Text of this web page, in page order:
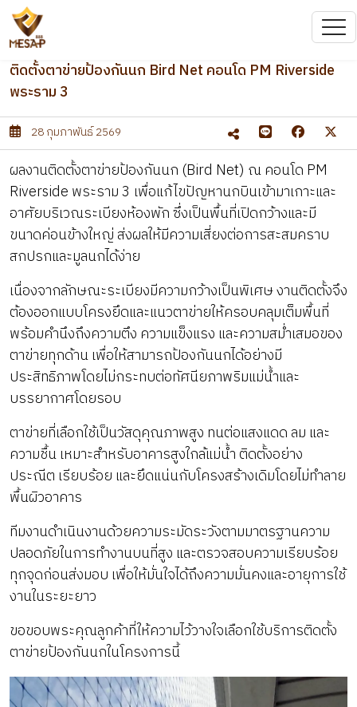
ติดตั้งตาข่ายป้องกันนก Bird Net คอนโด PM Riverside
พระราม 3
28 กุมภาพันธ์ 2569
ผลงานติดตั้งตาข่ายป้องกันนก (Bird Net) ณ คอนโด PM
Riverside พระราม 3 เพื่อแก้ไขปัญหานกบินเข้ามาเกาะและ
อาศัยบริเวณระเบียงห้องพัก ซึ่งเป็นพื้นที่เปิดกว้างและมี
ขนาดค่อนข้างใหญ่ ส่งผลให้มีความเสี่ยงต่อการสะสมคราบ
สกปรกและมูลนกได้ง่าย
เนื่องจากลักษณะระเบียงมีความกว้างเป็นพิเศษ งานติดตั้งจึง
ต้องออกแบบโครงยึดและแนวตาข่ายให้ครอบคลุมเต็มพื้นที่
พร้อมคำนึงถึงความตึง ความแข็งแรง และความสม่ำเสมอของ
ตาข่ายทุกด้าน เพื่อให้สามารถป้องกันนกได้อย่างมี
ประสิทธิภาพโดยไม่กระทบต่อทัศนียภาพริมแม่น้ำและ
บรรยากาศโดยรอบ
ตาข่ายที่เลือกใช้เป็นวัสดุคุณภาพสูง ทนต่อแสงแดด ลม และ
ความชื้น เหมาะสำหรับอาคารสูงใกล้แม่น้ำ ติดตั้งอย่าง
ประณีต เรียบร้อย และยึดแน่นกับโครงสร้างเดิมโดยไม่ทำลาย
พื้นผิวอาคาร
ทีมงานดำเนินงานด้วยความระมัดระวังตามมาตรฐานความ
ปลอดภัยในการทำงานบนที่สูง และตรวจสอบความเรียบร้อย
ทุกจุดก่อนส่งมอบ เพื่อให้มั่นใจได้ถึงความมั่นคงและอายุการใช้
งานในระยะยาว
ขอขอบพระคุณลูกค้าที่ให้ความไว้วางใจเลือกใช้บริการติดตั้ง
ตาข่ายป้องกันนกในโครงการนี้